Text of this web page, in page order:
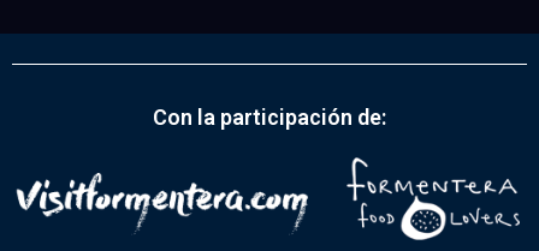
Con la participación de: